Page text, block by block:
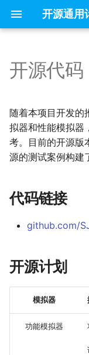
在
初
化
搜
擎
基础概念
整体架构
Core架构
代码链接
开源计划
参考书籍
参考开源工程
开源代码
随着本项目开发的
拟器和性能模拟器
考。目前的开源版
源的测试案例构建
代码链接
github.com/
开源计划
模拟器
功能模拟器